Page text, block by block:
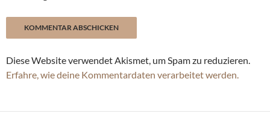
Diese Website verwendet Akismet, um Spam zu reduzieren.
Erfahre, wie deine Kommentardaten verarbeitet werden.